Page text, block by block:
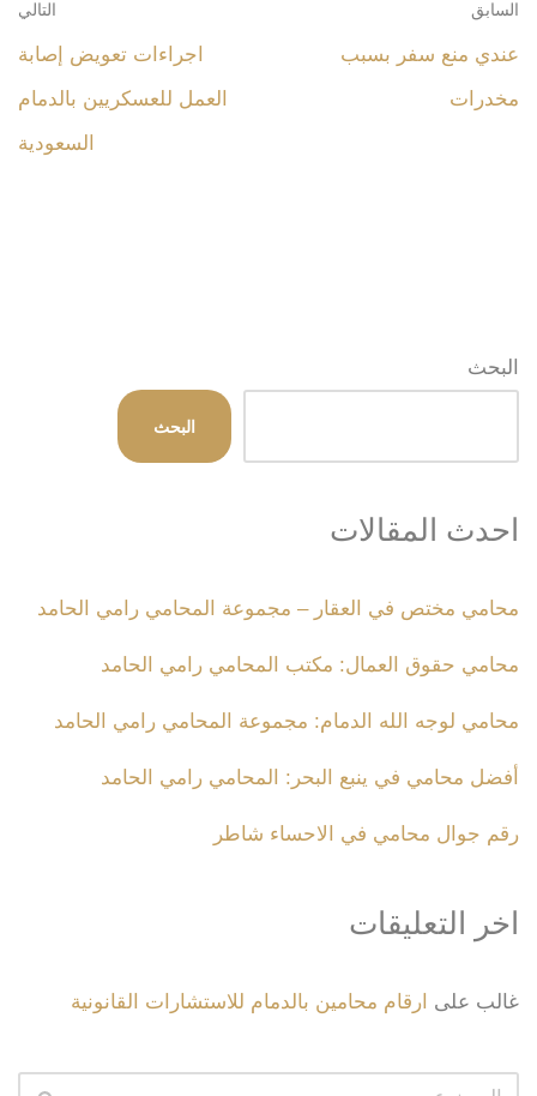
السابق
عندي منع سفر بسبب
مخدرات
التالي
اجراءات تعويض إصابة
العمل للعسكريين بالدمام
السعودية
البحث
البحث
احدث المقالات
محامي مختص في العقار – مجموعة المحامي رامي الحامد
محامي حقوق العمال: مكتب المحامي رامي الحامد
محامي لوجه الله الدمام: مجموعة المحامي رامي الحامد
أفضل محامي في ينبع البحر: المحامي رامي الحامد
رقم جوال محامي في الاحساء شاطر
اخر التعليقات
غالب على ارقام محامين بالدمام للاستشارات القانونية